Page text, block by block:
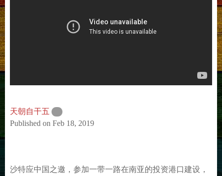
天朝自干五
Published on Feb 18, 2019
沙特应中国之邀，参加一带一路在南亚的投资港口建设，